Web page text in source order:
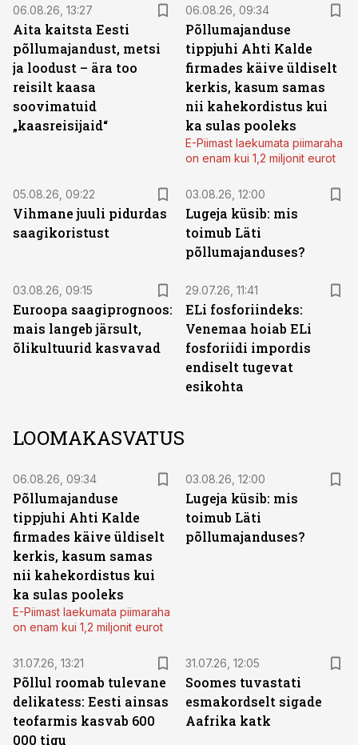
06.08.26, 13:27
Aita kaitsta Eesti
põllumajandust, metsi
ja loodust – ära too
reisilt kaasa
soovimatuid
„kaasreisijaid“
06.08.26, 09:34
Põllumajanduse
tippjuhi Ahti Kalde
firmades käive üldiselt
kerkis, kasum samas
nii kahekordistus kui
ka sulas pooleks
E-Piimast laekumata piimaraha
on enam kui 1,2 miljonit eurot
05.08.26, 09:22
Vihmane juuli pidurdas
saagikoristust
03.08.26, 12:00
Lugeja küsib: mis
toimub Läti
põllumajanduses?
03.08.26, 09:15
Euroopa saagiprognoos:
mais langeb järsult,
õlikultuurid kasvavad
29.07.26, 11:41
ELi fosforiindeks:
Venemaa hoiab ELi
fosforiidi impordis
endiselt tugevat
esikohta
LOOMAKASVATUS
06.08.26, 09:34
Põllumajanduse
tippjuhi Ahti Kalde
firmades käive üldiselt
kerkis, kasum samas
nii kahekordistus kui
ka sulas pooleks
E-Piimast laekumata piimaraha
on enam kui 1,2 miljonit eurot
03.08.26, 12:00
Lugeja küsib: mis
toimub Läti
põllumajanduses?
31.07.26, 13:21
Põllul roomab tulevane
delikatess: Eesti ainsas
teofarmis kasvab 600
000 tigu
31.07.26, 12:05
Soomes tuvastati
esmakordselt sigade
Aafrika katk